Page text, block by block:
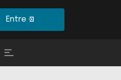
Entre